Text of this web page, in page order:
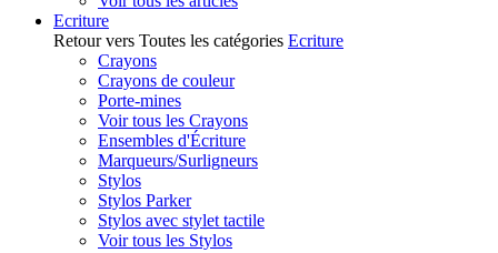
Ecriture
Retour vers Toutes les catégories Ecriture
Crayons
Crayons de couleur
Porte-mines
Voir tous les Crayons
Ensembles d'Écriture
Marqueurs/Surligneurs
Stylos
Stylos Parker
Stylos avec stylet tactile
Voir tous les Stylos